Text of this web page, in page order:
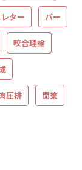
ター バー
咬合理論
圧排 開業